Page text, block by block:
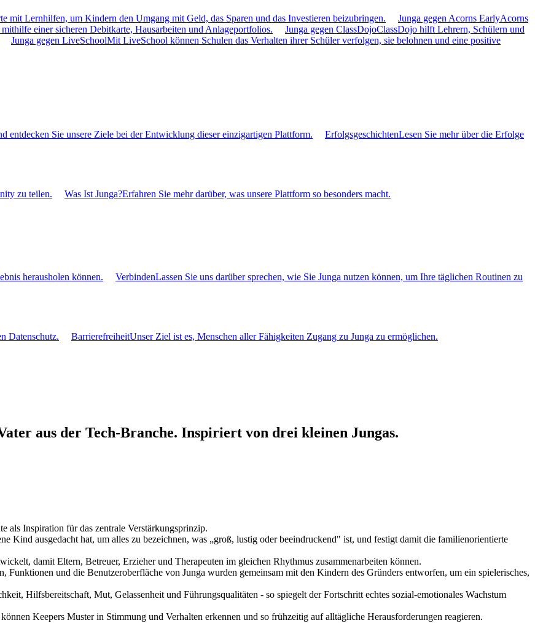
mit Lernhilfen, um Kindern den Umgang mit Geld, das Sparen und das Investieren beizubringen. Junga gegen Acorns EarlyAcorns
einer sicheren Debitkarte, Hausarbeiten und Anlageportfolios.
Junga gegen ClassDojoClassDojo hilft Lehrern, Schülern und
Junga gegen LiveSchoolMit LiveSchool können Schulen das Verhalten ihrer Schüler verfolgen, sie belohnen und eine positive
entdecken Sie unsere Ziele bei der Entwicklung dieser einzigartigen Plattform. ErfolgsgeschichtenLesen Sie mehr über die Erfolge
zu teilen. Was Ist Junga?Erfahren Sie mehr darüber, was unsere Plattform so besonders macht.
herausholen können. VerbindenLassen Sie uns darüber sprechen, wie Sie Junga nutzen können, um Ihre täglichen Routinen zu
Datenschutz. BarrierefreiheitUnser Ziel ist es, Menschen aller Fähigkeiten Zugang zu Junga zu ermöglichen.
aus der Tech-Branche. Inspiriert von drei kleinen Jungas.
als Inspiration für das zentrale Verstärkungsprinzip.
Kind ausgedacht hat, um alles zu bezeichnen, was „groß, lustig oder beeindruckend" ist, und festigt damit die familienorientierte
damit Eltern, Betreuer, Erzieher und Therapeuten im gleichen Rhythmus zusammenarbeiten können.
und die Benutzeroberfläche von Junga wurden gemeinsam mit den Kindern des Gründers entworfen, um ein spielerisches,
Hilfsbereitschaft, Mut, Gelassenheit und Führungsqualitäten - so spiegelt der Fortschritt echtes sozial-emotionales Wachstum
Keepers Muster in Stimmung und Verhalten erkennen und so frühzeitig auf alltägliche Herausforderungen reagieren.